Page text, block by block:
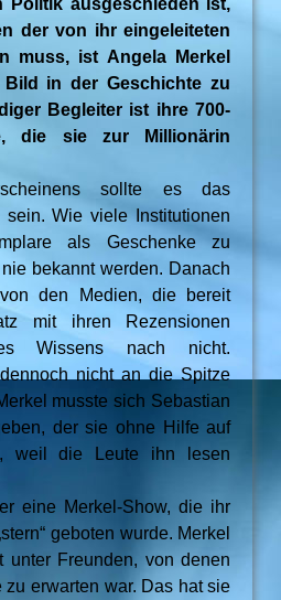
Politik ausgeschieden ist,
der von ihr eingeleiteten
muss, ist Angela Merkel
in der Geschichte zu
Begleiter ist ihre 700-
die sie zur Millionärin
sollte es das
sein. Wie viele Institutionen
als Geschenke zu
bekannt werden. Danach
den Medien, die bereit
mit ihren Rezensionen
Wissens nach nicht.
nicht an die Spitze
musste sich Sebastian
der sie ohne Hilfe auf
weil die Leute ihn lesen
eine Merkel-Show, die ihr
geboten wurde. Merkel
unter Freunden, von denen
zu erwarten war. Das hat sie